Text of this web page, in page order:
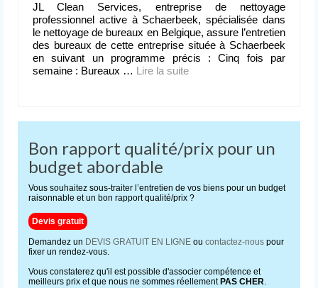
JL Clean Services, entreprise de nettoyage
professionnel active à Schaerbeek, spécialisée dans
le nettoyage de bureaux en Belgique, assure l’entretien
des bureaux de cette entreprise située à Schaerbeek
en suivant un programme précis : Cinq fois par
semaine : Bureaux … Lire la suite­­
Bon rapport qualité/prix pour un
budget abordable
Vous souhaitez sous-traiter l’entretien de vos biens pour un budget
raisonnable et un bon rapport qualité/prix ?
Devis gratuit
Demandez un DEVIS GRATUIT EN LIGNE ou contactez-nous pour
fixer un rendez-vous.
Vous constaterez qu'il est possible d'associer compétence et
meilleurs prix et que nous ne sommes réellement PAS CHER.